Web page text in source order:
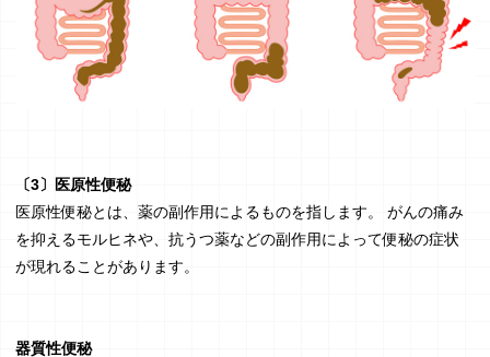
〔3〕医原性便秘
医原性便秘とは、薬の副作用によるものを指します。 がんの痛み
を抑えるモルヒネや、抗うつ薬などの副作用によって便秘の症状
が現れることがあります。
器質性便秘